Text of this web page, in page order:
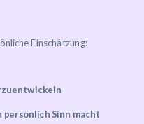
Einschätzung:
Sinn macht